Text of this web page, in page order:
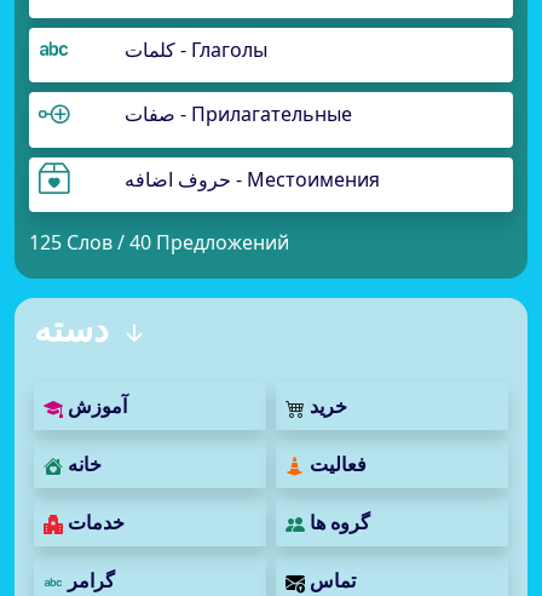
کلمات - Глаголы
صفات - Прилагательные
حروف اضافه - Местоимения
125 Слов / 40 Предложений
آموزش خرید
خانه فعالیت
خدمات گروه ها
گرامر تماس